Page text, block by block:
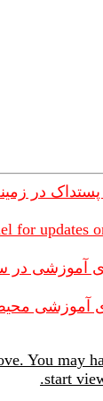
پستداک در
for updates
آموزشی در
آموزشی
You may
start